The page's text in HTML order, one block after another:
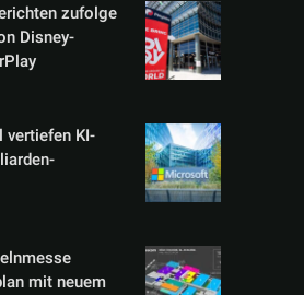
zufolge
Disney-
KI-
mit neuem